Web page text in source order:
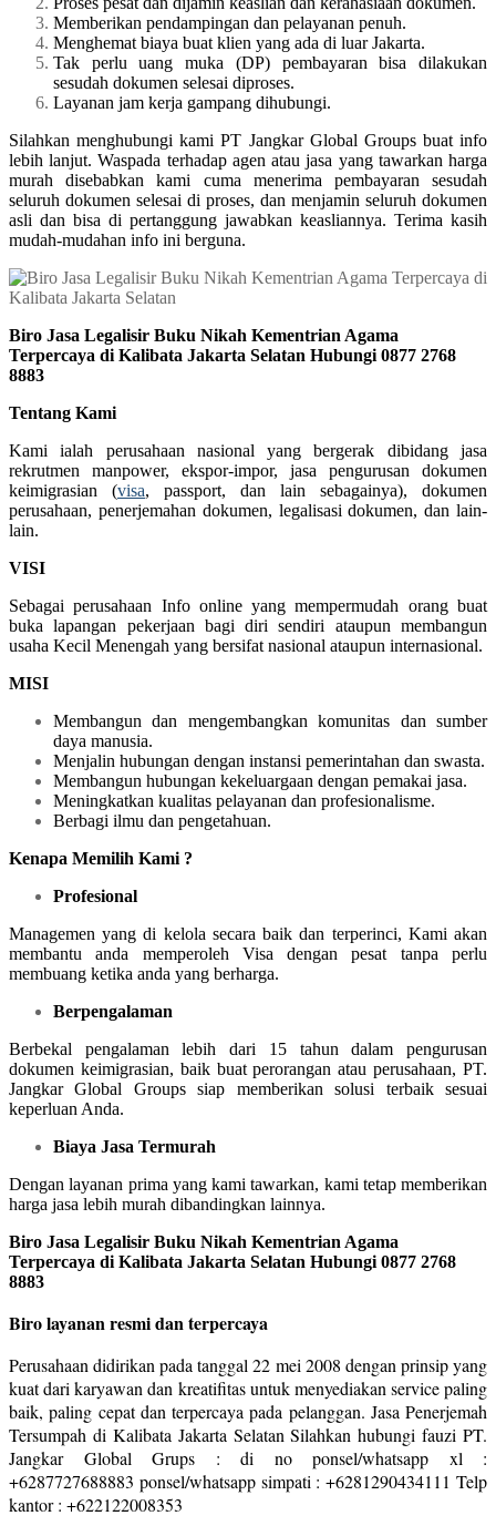
Memberikan pendampingan dan pelayanan penuh.
Menghemat biaya buat klien yang ada di luar Jakarta.
Tak perlu uang muka (DP) pembayaran bisa dilakukan
sesudah dokumen selesai diproses.
Layanan jam kerja gampang dihubungi.
Silahkan menghubungi kami PT Jangkar Global Groups buat info
lebih lanjut. Waspada terhadap agen atau jasa yang tawarkan harga
murah disebabkan kami cuma menerima pembayaran sesudah
seluruh dokumen selesai di proses, dan menjamin seluruh dokumen
asli dan bisa di pertanggung jawabkan keasliannya. Terima kasih
mudah-mudahan info ini berguna.
Biro Jasa Legalisir Buku Nikah Kementrian Agama
Terpercaya di Kalibata Jakarta Selatan Hubungi 0877 2768
8883
Tentang Kami
Kami ialah perusahaan nasional yang bergerak dibidang jasa
rekrutmen manpower, ekspor-impor, jasa pengurusan dokumen
keimigrasian (visa, passport, dan lain sebagainya), dokumen
perusahaan, penerjemahan dokumen, legalisasi dokumen, dan lain-
lain.
VISI
Sebagai perusahaan Info online yang mempermudah orang buat
buka lapangan pekerjaan bagi diri sendiri ataupun membangun
usaha Kecil Menengah yang bersifat nasional ataupun internasional.
MISI
Membangun dan mengembangkan komunitas dan sumber
daya manusia.
Menjalin hubungan dengan instansi pemerintahan dan swasta.
Membangun hubungan kekeluargaan dengan pemakai jasa.
Meningkatkan kualitas pelayanan dan profesionalisme.
Berbagi ilmu dan pengetahuan.
Kenapa Memilih Kami ?
Profesional
Managemen yang di kelola secara baik dan terperinci, Kami akan
membantu anda memperoleh Visa dengan pesat tanpa perlu
membuang ketika anda yang berharga.
Berpengalaman
Berbekal pengalaman lebih dari 15 tahun dalam pengurusan
dokumen keimigrasian, baik buat perorangan atau perusahaan, PT.
Jangkar Global Groups siap memberikan solusi terbaik sesuai
keperluan Anda.
Biaya Jasa Termurah
Dengan layanan prima yang kami tawarkan, kami tetap memberikan
harga jasa lebih murah dibandingkan lainnya.
Biro Jasa Legalisir Buku Nikah Kementrian Agama
Terpercaya di Kalibata Jakarta Selatan Hubungi 0877 2768
8883
Biro layanan resmi dan terpercaya
Perusahaan didirikan pada tanggal 22 mei 2008 dengan prinsip yang
kuat dari karyawan dan kreatifitas untuk menyediakan service paling
baik, paling cepat dan terpercaya pada pelanggan. Jasa Penerjemah
Tersumpah di Kalibata Jakarta Selatan Silahkan hubungi fauzi PT.
Jangkar Global Grups : di no ponsel/whatsapp xl :
+6287727688883 ponsel/whatsapp simpati : +6281290434111 Telp
kantor : +622122008353